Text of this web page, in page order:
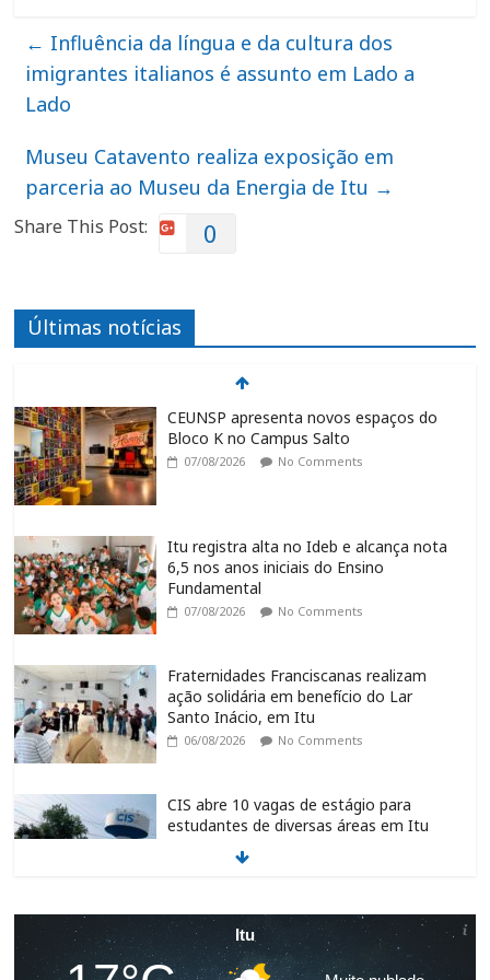
← Influência da língua e da cultura dos
imigrantes italianos é assunto em Lado a
Lado
Museu Catavento realiza exposição em
parceria ao Museu da Energia de Itu →
Share This Post: 0
Últimas notícias
CEUNSP apresenta novos espaços do
Bloco K no Campus Salto
07/08/2026 No Comments
Itu registra alta no Ideb e alcança nota
6,5 nos anos iniciais do Ensino
Fundamental
07/08/2026 No Comments
Fraternidades Franciscanas realizam
ação solidária em benefício do Lar
Santo Inácio, em Itu
06/08/2026 No Comments
CIS abre 10 vagas de estágio para
estudantes de diversas áreas em Itu
06/08/2026
Ciclone coloca região de Sorocaba em
alerta vermelho para ventos de até 100
km/h
Itu